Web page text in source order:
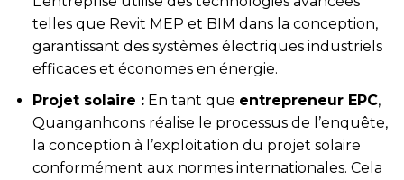
telles que Revit MEP et BIM dans la conception,
garantissant des systèmes électriques industriels
efficaces et économes en énergie.
Projet solaire :En tant que entrepreneur EPC,
Quanganhcons réalise le processus de l’enquête,
la conception à l’exploitation du projet solaire
conformément aux normes internationales. Cela